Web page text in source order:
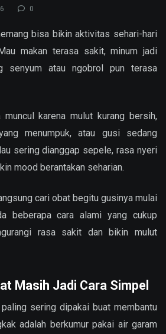
0
bisa bikin aktivitas sehari-hari
makan terasa sakit, minum jadi
senyum atau ngobrol pun terasa
muncul karena mulut kurang bersih,
menumpuk, atau gusi sedang
sering dianggap sepele, rasa nyeri
mood berantakan seharian.
cari obat begitu gusinya mulai
beberapa cara alami yang cukup
rasa sakit dan bikin mulut
Masih Jadi Cara Simpel
sering dipakai buat membantu
adalah berkumur pakai air garam